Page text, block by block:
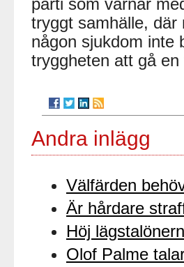
parti som värnar
tryggt samhälle, där
någon sjukdom inte
tryggheten att gå
Andra inlägg
Välfärden
Är hårdare
Höj
Olof Palme